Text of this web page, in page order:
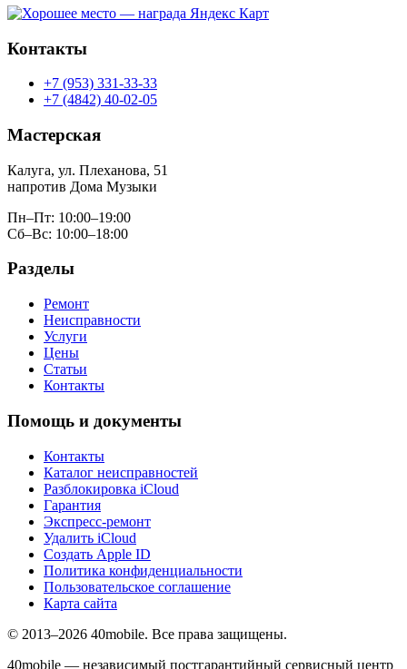
Контакты
+7 (953) 331-33-33
+7 (4842) 40-02-05
Мастерская
Калуга, ул. Плеханова, 51
напротив Дома Музыки
Пн–Пт: 10:00–19:00
Сб–Вс: 10:00–18:00
Разделы
Ремонт
Неисправности
Услуги
Цены
Статьи
Контакты
Помощь и документы
Контакты
Каталог неисправностей
Разблокировка iCloud
Гарантия
Экспресс-ремонт
Удалить iCloud
Создать Apple ID
Политика конфиденциальности
Пользовательское соглашение
Карта сайта
© 2013–2026 40mobile. Все права защищены.
40mobile — независимый постгарантийный сервисный центр